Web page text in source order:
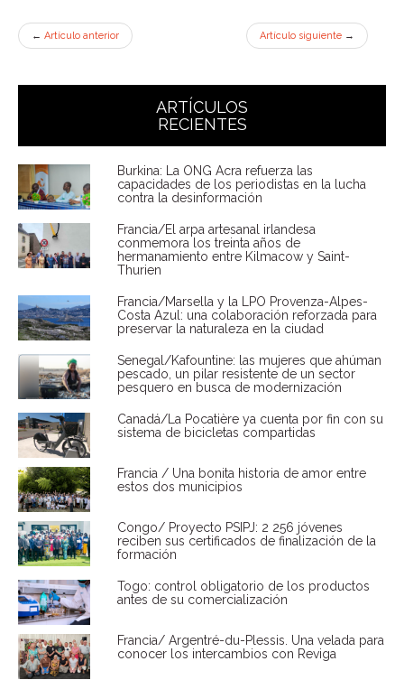
← Artículo anterior Artículo siguiente →
ARTÍCULOS
RECIENTES
Burkina: La ONG Acra refuerza las
capacidades de los periodistas en la lucha
contra la desinformación
Francia/El arpa artesanal irlandesa
conmemora los treinta años de
hermanamiento entre Kilmacow y Saint-
Thurien
Francia/Marsella y la LPO Provenza-Alpes-
Costa Azul: una colaboración reforzada para
preservar la naturaleza en la ciudad
Senegal/Kafountine: las mujeres que ahúman
pescado, un pilar resistente de un sector
pesquero en busca de modernización
Canadá/La Pocatière ya cuenta por fin con su
sistema de bicicletas compartidas
Francia / Una bonita historia de amor entre
estos dos municipios
Congo/ Proyecto PSIPJ: 2 256 jóvenes
reciben sus certificados de finalización de la
formación
Togo: control obligatorio de los productos
antes de su comercialización
Francia/ Argentré-du-Plessis. Una velada para
conocer los intercambios con Reviga